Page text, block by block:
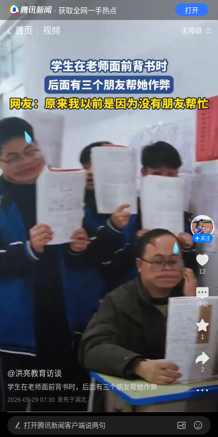
· 获取全网一手热点 打开
首页 视频 无障碍
@洪亮教育访谈
学生在老师面前背书时，后面有三个朋友帮她作弊
2026-05-29 07:30 发布于湖北
关注
12
评论
1
2
打开腾讯新闻客户端说两句